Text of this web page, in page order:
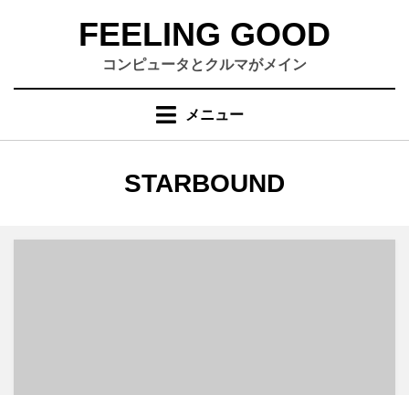
FEELING GOOD
コンピュータとクルマがメイン
メニュー
タグ
:
STARBOUND